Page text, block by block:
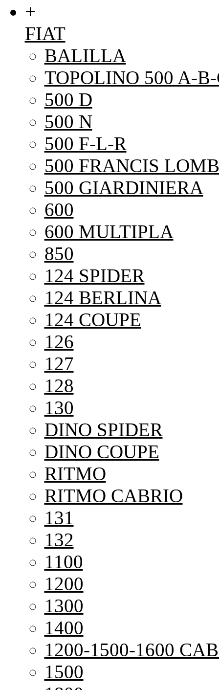
+
FIAT
BALILLA
TOPOLINO 500 A-
500 D
500 N
500 F-L-R
500 FRANCIS
500 GIARDINIERA
600
600 MULTIPLA
850
124 SPIDER
124 BERLINA
124 COUPE
126
127
128
130
DINO SPIDER
DINO COUPE
RITMO
RITMO CABRIO
131
132
1100
1200
1300
1400
1200-1500-1600
1500